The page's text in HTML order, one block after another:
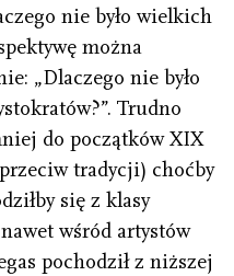
nie było wielkich
można
„Dlaczego nie było
Trudno
do początków XIX
tradycji) choćby
się z klasy
wśród artystów
pochodził z niższej